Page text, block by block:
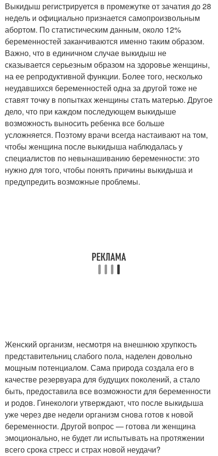
Выкидыш​ регистрируется в промежутке от зачатия до 28
недель и официально признается самопроизвольным
абортом. По статистическим данным, около 12%
беременностей заканчиваются именно таким образом.
Важно, что в единичном случае выкидыш не
сказывается серьезным образом на здоровье женщины,
на ее репродуктивной функции. Более того, несколько
неудавшихся беременностей одна за другой тоже не
ставят точку в попытках женщины стать матерью. Другое
дело, что при каждом последующем выкидыше
возможность выносить ребенка все больше
усложняется. Поэтому врачи всегда настаивают на том,
чтобы женщина после выкидыша наблюдалась у
специалистов по невынашиванию беременности: это
нужно для того, чтобы понять причины выкидыша и
предупредить возможные проблемы.
Женский организм, несмотря на внешнюю хрупкость
представительниц слабого пола, наделен довольно
мощным потенциалом. Сама природа создала его в
качестве резервуара для будущих поколений, а стало
быть, предоставила все возможности для беременности
и родов. Гинекологи утверждают, что после выкидыша
уже через две недели организм снова готов к новой
беременности. Другой вопрос — готова ли женщина
эмоционально, не будет ли испытывать на протяжении
всего срока стресс и страх новой неудачи?